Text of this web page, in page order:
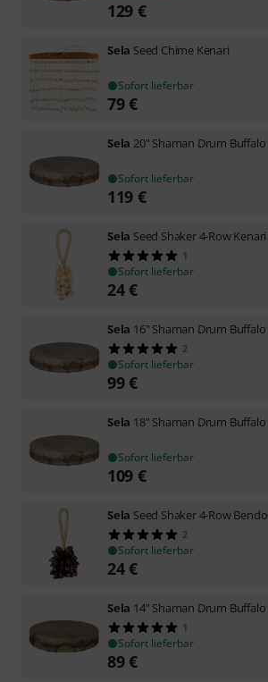
129 €
Sela Seed Chime Kenari
Sofort lieferbar
79€
Sela 20" Shaman Drum Buffalo
Sofort lieferbar
119 €
Sela Seed Shaker 4-Row Kenari
1
Sofort lieferbar
24€
Sela 16" Shaman Drum Buffalo
2
Sofort lieferbar
99€
Sela 18" Shaman Drum Buffalo
Sofort lieferbar
109 €
Sela Seed Shaker 4-Row Bendo
2
Sofort lieferbar
24€
Sela 14" Shaman Drum Buffalo
1
Sofort lieferbar
89€